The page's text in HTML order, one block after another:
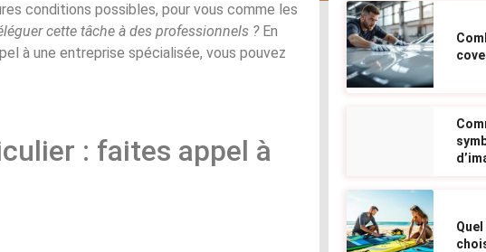
conditions possibles, pour vous comme les
cette tâche à des professionnels ? En
à une entreprise spécialisée, vous pouvez
: faites appel à